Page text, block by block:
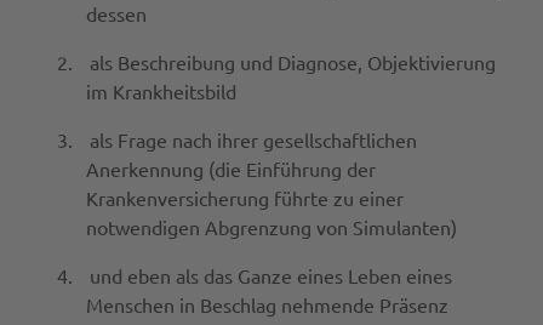
dessen
2.
als Beschreibung und Diagnose, Objektivierung
im Krankheitsbild
3.
als Frage nach ihrer gesellschaftlichen
Anerkennung (die Einführung der
Krankenversicherung führte zu einer
notwendigen Abgrenzung von Simulanten)
4.
und eben als das Ganze eines Leben eines
Menschen in Beschlag nehmende Präsenz